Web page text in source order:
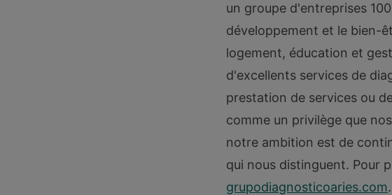
un groupe d'entreprises
développement et le bien-
logement, éducation et
d'excellents services de
prestation de services ou
comme un privilège que
notre ambition est de
qui nous distinguent. Pour
grupodiagnosticoaries.com.